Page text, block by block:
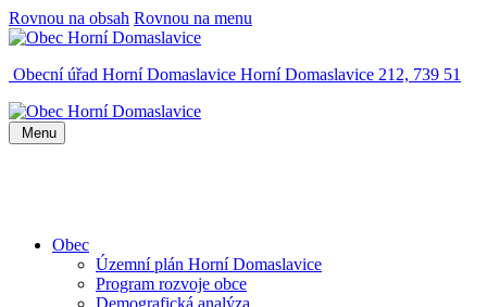
Rovnou na obsah Rovnou na menu
Obecní úřad Horní Domaslavice Horní Domaslavice 212, 739 51
Menu
Obec
Územní plán Horní Domaslavice
Program rozvoje obce
Demografická analýza